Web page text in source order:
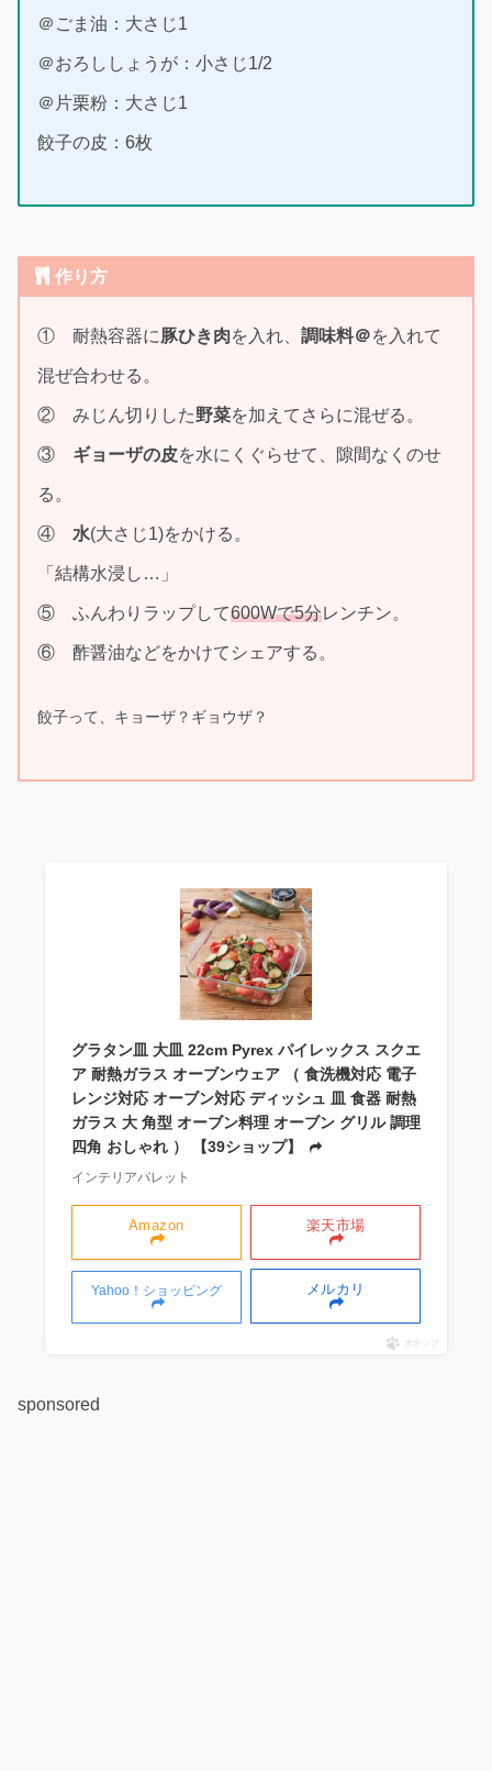
＠ごま油：大さじ1
＠おろししょうが：小さじ1/2
＠片栗粉：大さじ1
餃子の皮：6枚
作り方
① 耐熱容器に豚ひき肉を入れ、 調味料＠を入れて
混ぜ合わせる。
② みじん切りした野菜を加えてさらに混ぜる。
③ ギョーザの皮を水にくぐらせて、隙間なくのせ
る。
④ 水(大さじ1)をかける。
「結構水浸し…」
⑤ ふんわりラップして600Wで5分レンチン。
⑥ 酢醤油などをかけてシェアする。
餃子って、キョーザ？ギョウザ？
グラタン皿 大皿 22cm Pyrex パイレックス スクエ
ア 耐熱ガラス オーブンウェア （ 食洗機対応 電子
レンジ対応 オーブン対応 ディッシュ 皿 食器 耐熱
ガラス 大 角型 オーブン料理 オーブン グリル 調理
四角 おしゃれ ） 【39ショップ】
インテリアパレット
Amazon 楽天市場
Yahoo！ショッピング メルカリ
ポチップ
sponsored